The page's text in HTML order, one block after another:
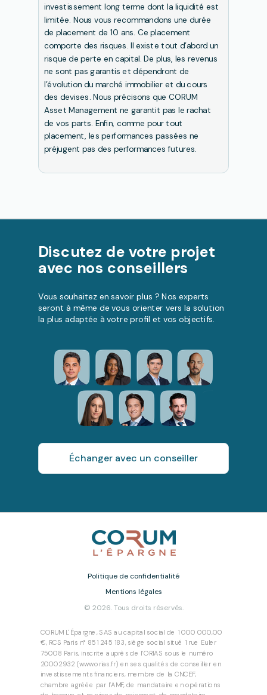
Discutez de votre projet
avec nos conseillers
Échanger avec un conseiller
Vous souhaitez en savoir plus ? Nos experts
seront à même de vous orienter vers la solution
la plus adaptée à votre profil et vos objectifs.
© 2026. Tous droits réservés.
Politique de confidentialité
Mentions légales
CORUM L'Épargne, SAS au capital social de 1 000 000,00
€, RCS Paris n° 851 245 183, siège social situé 1 rue Euler
75008 Paris, inscrite auprès de l’ORIAS sous le numéro
20002932 (www.orias.fr) en ses qualités de conseiller en
investissements financiers, membre de la CNCEF,
chambre agréée par l’AMF, de mandataire en opérations
investissement long terme dont la liquidité est
limitée. Nous vous recommandons une durée
de placement de 10 ans. Ce placement
comporte des risques. Il existe tout d’abord un
risque de perte en capital. De plus, les revenus
ne sont pas garantis et dépendront de
l’évolution du marché immobilier et du cours
des devises. Nous précisons que CORUM
Asset Management ne garantit pas le rachat
de vos parts. Enfin, comme pour tout
placement, les performances passées ne
préjugent pas des performances futures.